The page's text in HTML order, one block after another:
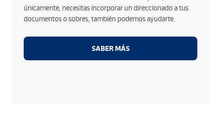
únicamente, necesitas incorporar un direccionado a tus
documentos o sobres, también podemos ayudarte.
SABER MÁS
Casación de datos de un destinatario con el
remitente (avisos de recibo).
Devolución de los motivos al cliente en formato de